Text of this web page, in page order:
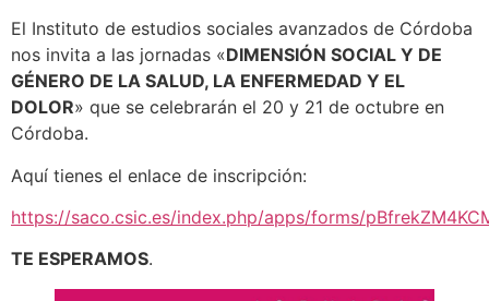
El Instituto de estudios sociales avanzados de Córdoba
nos invita a las jornadas «DIMENSIÓN SOCIAL Y DE
GÉNERO DE LA SALUD, LA ENFERMEDAD Y EL
DOLOR» que se celebrarán el 20 y 21 de octubre en
Córdoba.
Aquí tienes el enlace de inscripción:
https://saco.csic.es/index.php/apps/forms/
TE ESPERAMOS.